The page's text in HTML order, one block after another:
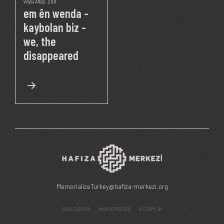
em ên wenda -
kaybolan biz -
we, the
disappeared
MemorializeTurkey@hafiza-merkezi.org
ANA SAYFA HAKKIMIZDA KİTAPLIK